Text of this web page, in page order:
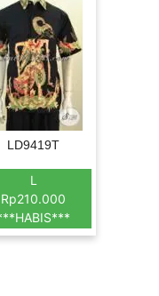
LD9419T
L
Rp210.000